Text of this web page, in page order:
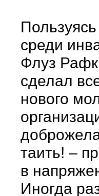
среди
Флуз
сделал
нового
таить! –
в
Иногда